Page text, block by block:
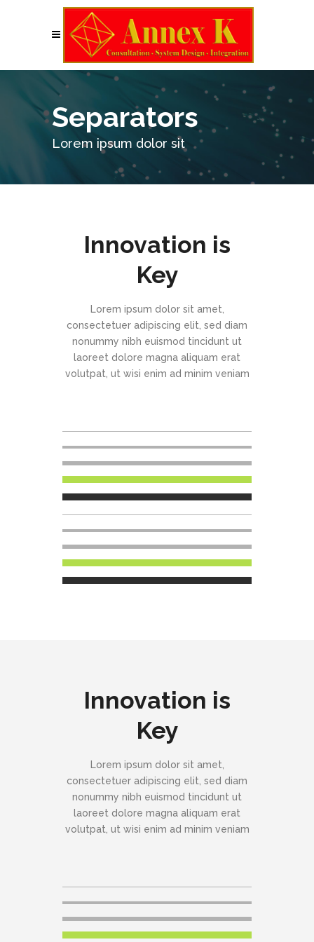
Separators
Lorem ipsum dolor sit
Innovation is
Key
Lorem ipsum dolor sit amet,
consectetuer adipiscing elit, sed diam
nonummy nibh euismod tincidunt ut
laoreet dolore magna aliquam erat
volutpat, ut wisi enim ad minim veniam
Innovation is
Key
Lorem ipsum dolor sit amet,
consectetuer adipiscing elit, sed diam
nonummy nibh euismod tincidunt ut
laoreet dolore magna aliquam erat
volutpat, ut wisi enim ad minim veniam